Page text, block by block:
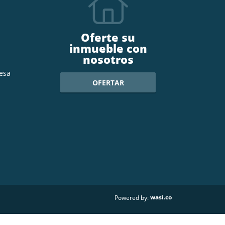
Oferte su
inmueble con
nosotros
OFERTAR
Powered by:wasi.co